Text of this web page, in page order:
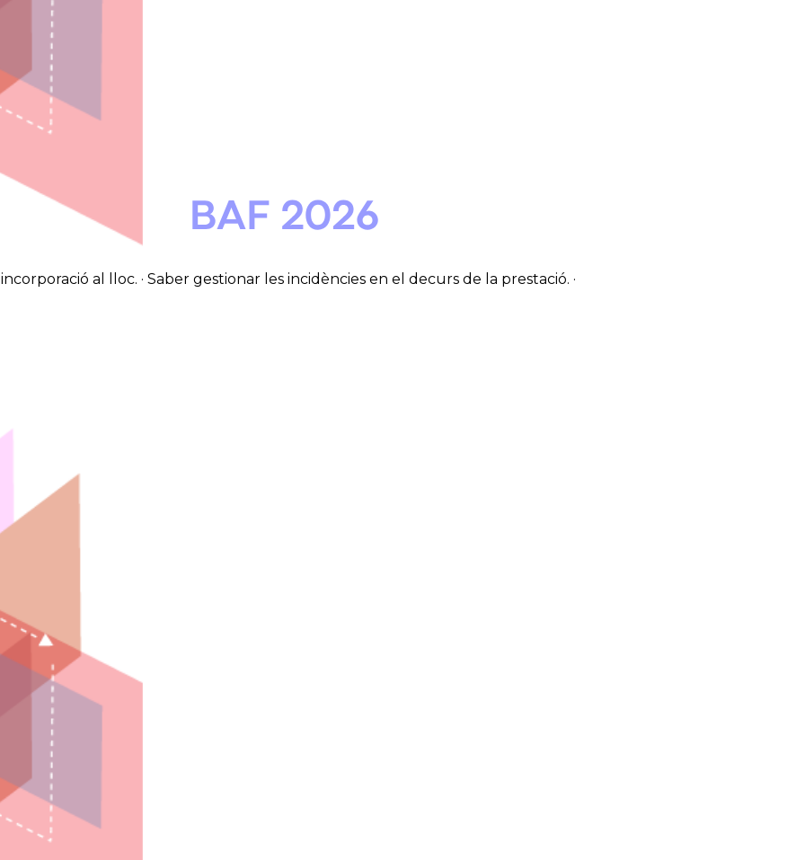
al lloc. · Saber gestionar les incidències en el decurs de la prestació. ·